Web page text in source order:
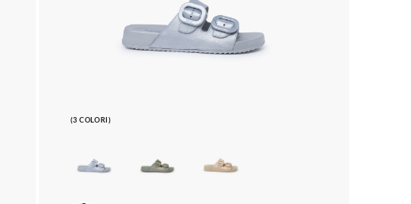
(3 COLORI)